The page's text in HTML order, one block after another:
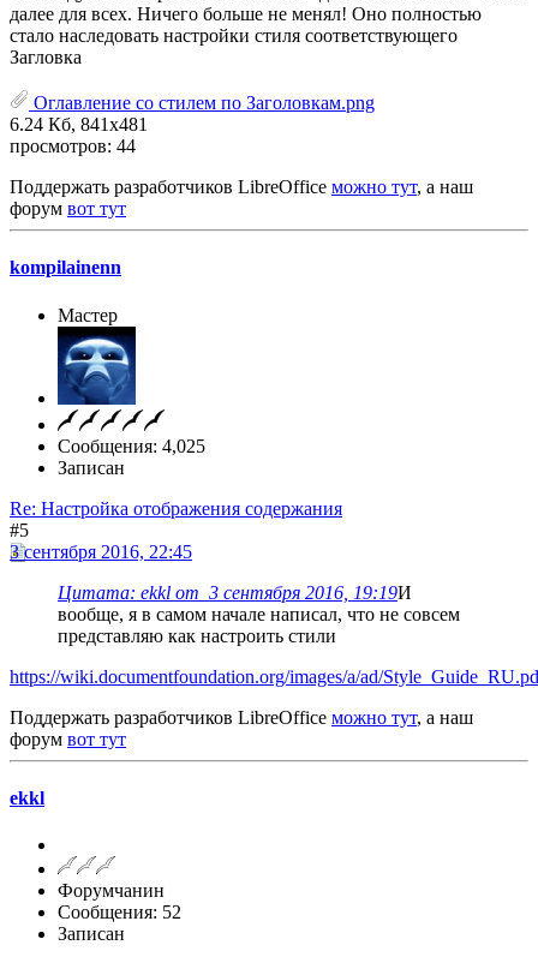
далее для всех. Ничего больше не менял! Оно полностью
стало наследовать настройки стиля соответствующего
Загловка
Оглавление со стилем по Заголовкам.png
6.24 Кб, 841x481
просмотров: 44
Поддержать разработчиков LibreOffice можно тут, а наш
форум вот тут
kompilainenn
Мастер
Сообщения: 4,025
Записан
Re: Настройка отображения содержания
#5
3 сентября 2016, 22:45
Цитата: ekkl от 3 сентября 2016, 19:19И
вообще, я в самом начале написал, что не совсем
представляю как настроить стили
https://wiki.documentfoundation.org/images/a/ad/
Поддержать разработчиков LibreOffice можно тут, а наш
форум вот тут
ekkl
Форумчанин
Сообщения: 52
Записан